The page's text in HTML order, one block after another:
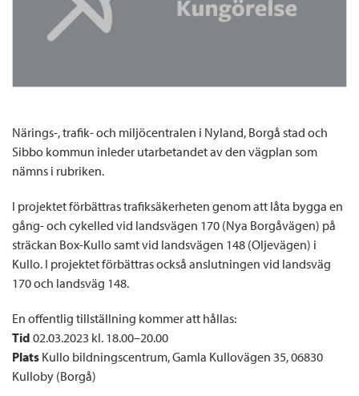
Närings-, trafik- och miljöcentralen i Nyland, Borgå stad och
Sibbo kommun inleder utarbetandet av den vägplan som
nämns i rubriken.
I projektet förbättras trafiksäkerheten genom att låta bygga en
gång- och cykelled vid landsvägen 170 (Nya Borgåvägen) på
sträckan Box-Kullo samt vid landsvägen 148 (Oljevägen) i
Kullo. I projektet förbättras också anslutningen vid landsväg
170 och landsväg 148.
En offentlig tillställning kommer att hållas:
Tid 02.03.2023 kl. 18.00–20.00
Plats Kullo bildningscentrum, Gamla Kullovägen 35, 06830
Kulloby (Borgå)